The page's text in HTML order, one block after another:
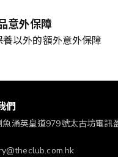
意外保障
以外的額外意外保障
們
魚涌英皇道979號太古坊電訊